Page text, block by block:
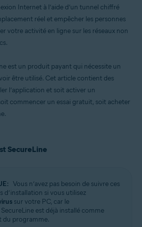
Internet à l’aide d’un tunnel chiffré
réel et empêcher les personnes
votre activité en ligne sur les réseaux non
est un produit payant qui nécessite un
être utilisé. Cet article contient des
l’application et soit activer un
commencer un essai gratuit, soit acheter
SecureLine
Vous n’avez pas besoin de suivre ces
d’installation si vous utilisez
sur votre PC, car le
est déjà installé comme
du programme.